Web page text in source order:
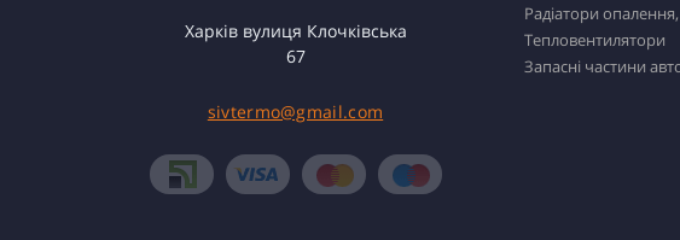
Харків вулиця Клочківська
67
sivtermo@gmail.com
Радіатори опалення,
Тепловентилятори
Запасні частини